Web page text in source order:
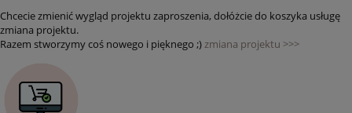
Chcecie zmienić wygląd projektu zaproszenia, dołóżcie do koszyka usługę
zmiana projektu.
Razem stworzymy coś nowego i pięknego ;)zmiana projektu >>>